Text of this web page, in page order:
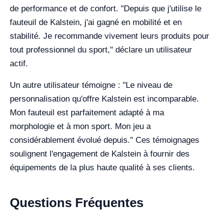
de performance et de confort. "Depuis que j'utilise le
fauteuil de Kalstein, j'ai gagné en mobilité et en
stabilité. Je recommande vivement leurs produits pour
tout professionnel du sport," déclare un utilisateur
actif.
Un autre utilisateur témoigne : "Le niveau de
personnalisation qu'offre Kalstein est incomparable.
Mon fauteuil est parfaitement adapté à ma
morphologie et à mon sport. Mon jeu a
considérablement évolué depuis." Ces témoignages
soulignent l'engagement de Kalstein à fournir des
équipements de la plus haute qualité à ses clients.
Questions Fréquentes